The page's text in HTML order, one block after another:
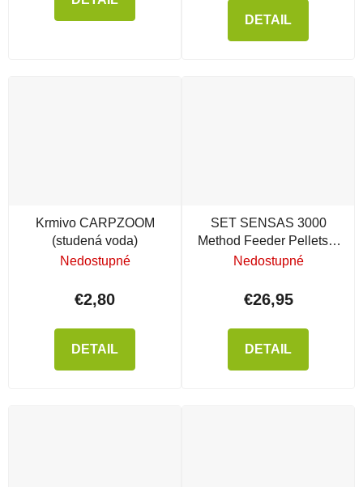
DETAIL
Krmivo CARPZOOM
(studená voda)
Nedostupné
€2,80
DETAIL
SET SENSAS 3000
Method Feeder Pellets =
vedro + šiltovka + 2x
Nedostupné
€26,95
DETAIL